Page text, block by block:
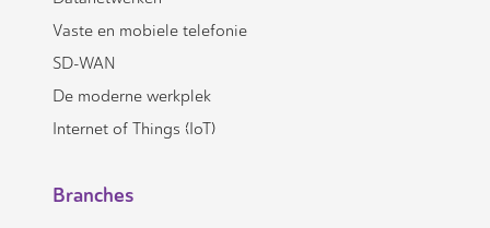
Vaste en mobiele telefonie
SD-WAN
De moderne werkplek
Internet of Things (IoT)
Branches